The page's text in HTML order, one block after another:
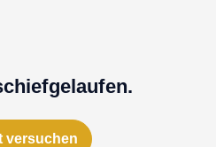
versuchen